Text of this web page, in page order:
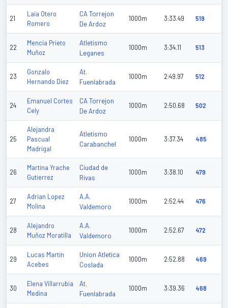
21
Laia Otero
Romero
CA Torrejon
De Ardoz
1000m 3:33.49 519
22
Mencia Prieto
Muñoz
Atletismo
Leganes
1000m 3:34.11 513
23
Gonzalo
Hernando Diez
At.
Fuenlabrada
1000m 2:49.97 512
24
Emanuel Cortes
Cely
CA Torrejon
De Ardoz
1000m 2:50.68 502
25
Alejandra
Pascual
Madrigal
Atletismo
Carabanchel
1000m 3:37.34 485
26
Martina Yrache
Gutierrez
Ciudad de
Rivas
1000m 3:38.10 479
27
Adrian Lopez
Molina
A.A.
Valdemoro
1000m 2:52.44 476
28
Alejandro
Muñoz Moratilla
A.A.
Valdemoro
1000m 2:52.67 472
29
Lucas Martin
Acebes
Union Atletica
Coslada
1000m 2:52.88 469
30
Elena Villarrubia
Medina
At.
Fuenlabrada
1000m 3:39.36 468